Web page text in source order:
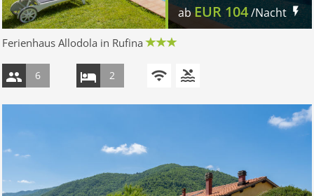
abEUR 104/Nacht
Ferienhaus Allodola in Rufina
6 2